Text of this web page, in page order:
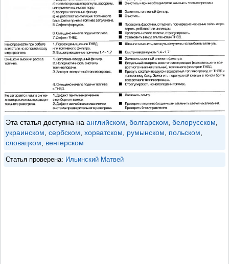
Эта статья доступна на английском, болгарском, белорусском,
украинском, сербском, хорватском, румынском, польском,
словацком, венгерском
Статья проверена: Ильинский Матвей